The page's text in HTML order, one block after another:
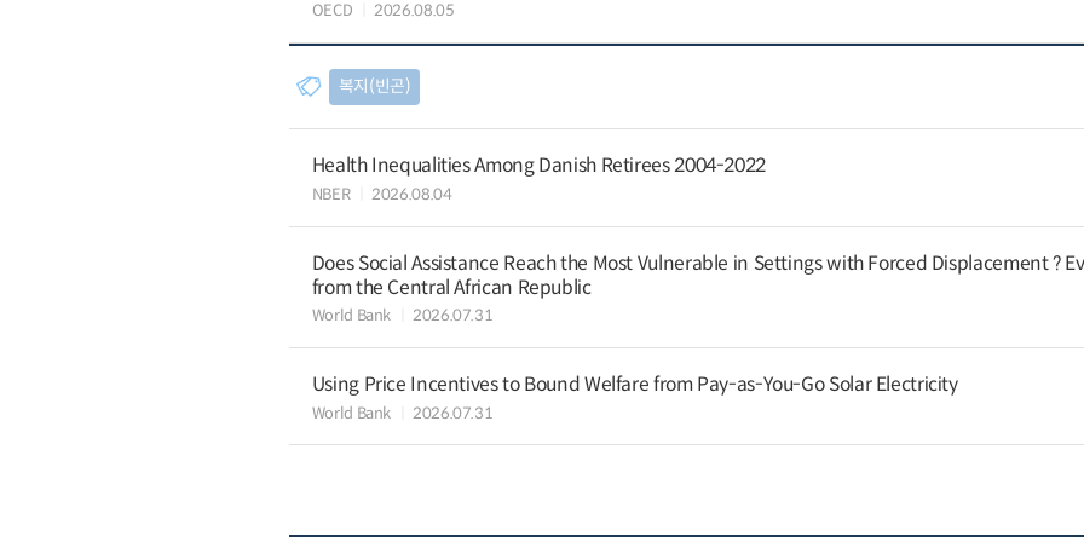
OECD 2026.08.05
복지(빈곤)
Health Inequalities Among Danish Retirees 2004-2022
NBER 2026.08.04
Does Social Assistance Reach the Most Vulnerable in Settings with Forced Displacement ?
from the Central African Republic
World Bank 2026.07.31
Using Price Incentives to Bound Welfare from Pay-as-You-Go Solar Electricity
World Bank 2026.07.31